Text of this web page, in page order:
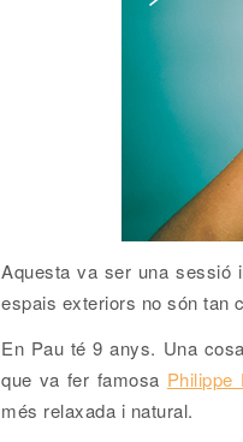
Aquesta va ser una sessió
espais exteriors no són tan
En Pau té 9 anys. Una
que va fer famosa Philippe
més relaxada i natural.